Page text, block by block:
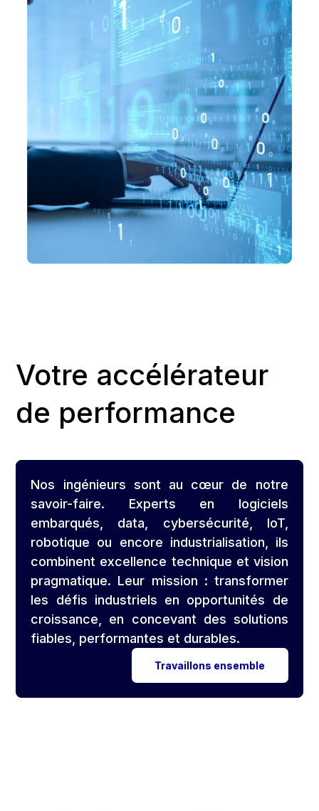
Votre accélérateur
de performance
Nos ingénieurs sont au cœur de notre
savoir-faire. Experts en logiciels
embarqués, data, cybersécurité, IoT,
robotique ou encore industrialisation, ils
combinent excellence technique et vision
pragmatique. Leur mission : transformer
les défis industriels en opportunités de
croissance, en concevant des solutions
fiables, performantes et durables.
Travaillons ensemble